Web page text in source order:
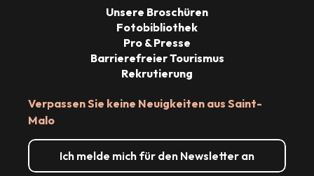
Verpassen Sie keine Neuigkeiten aus Saint-
Malo
Ich melde mich für den Newsletter an
Unsere Broschüren
Fotobibliothek
Pro & Presse
Barrierefreier Tourismus
Rekrutierung